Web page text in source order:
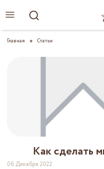
Главная Статьи
Как сделать
06 Декабря 2022